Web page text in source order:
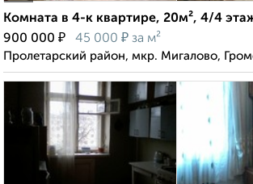
Комната в 4-к квартире, 20м², 4/4
900 000 ₽ 45 000 ₽ за м²
Пролетарский район, мкр. Мигалово,